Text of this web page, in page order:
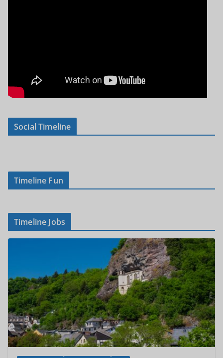
Social Timeline
Timeline Fun
Timeline Jobs